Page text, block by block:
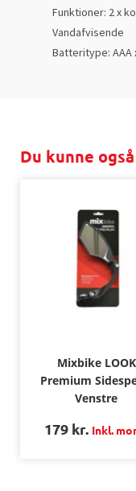
Funktioner: 2 x
Vandafvisende
Batteritype: AAA
Du kunne
Mixbike LOOK
Premium
Venstre
179 kr. Inkl.